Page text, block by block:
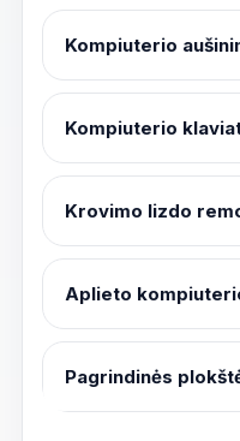
Kompiuterio
Kompiuterio
Krovimo lizdo
Aplieto
Pagrindinės